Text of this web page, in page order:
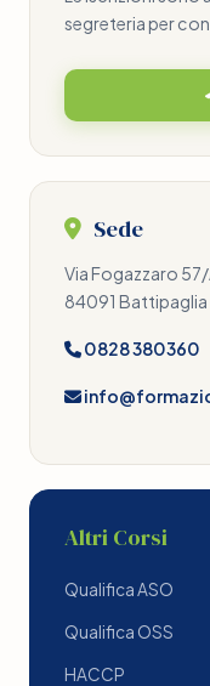
segreteria per
Sede
Via Fogazzaro
84091 Battipaglia
0828 380360
Altri Corsi
Qualifica ASO
Qualifica OSS
HACCP